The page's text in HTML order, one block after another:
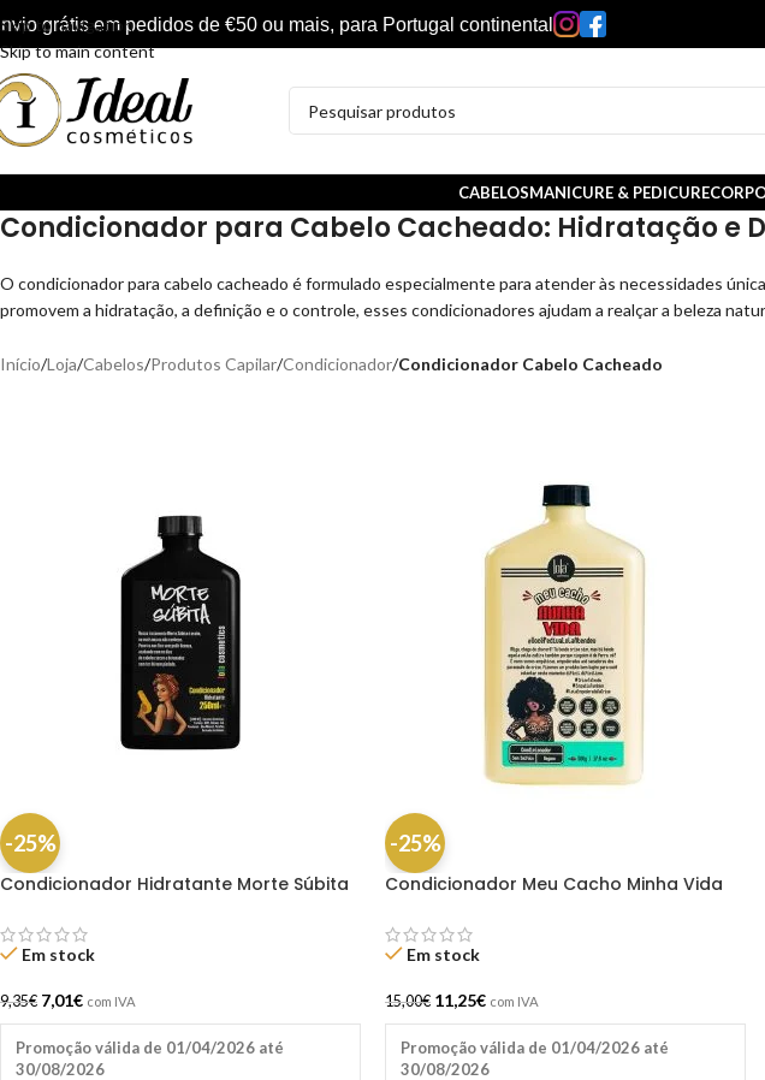
Skip to navigation
Skip to main content
grátis em pedidos de €50 ou mais, para Portugal continental
CABELOSMANICURE & PEDICURE
Condicionador para Cabelo Cacheado: Hidratação e
O condicionador para cabelo cacheado é formulado especialmente para atender às necessidades
promovem a hidratação, a definição e o controle, esses condicionadores ajudam a realçar a beleza
Início/Loja/Cabelos/Produtos Capilar/Condicionador/Condicionador Cabelo Cacheado
-25%
Condicionador Hidratante Morte Súbita
Em stock
9,35€ 7,01€ com IVA
Promoção válida de 01/04/2026 até
30/08/2026
-25%
Condicionador Meu Cacho Minha Vida
Em stock
15,00€ 11,25€ com IVA
Promoção válida de 01/04/2026 até
30/08/2026